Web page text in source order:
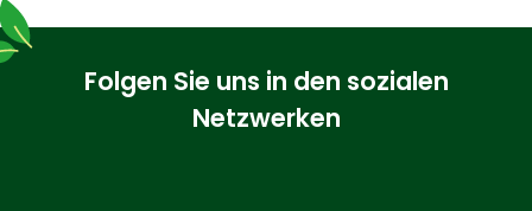
Folgen Sie uns in den sozialen
Netzwerken